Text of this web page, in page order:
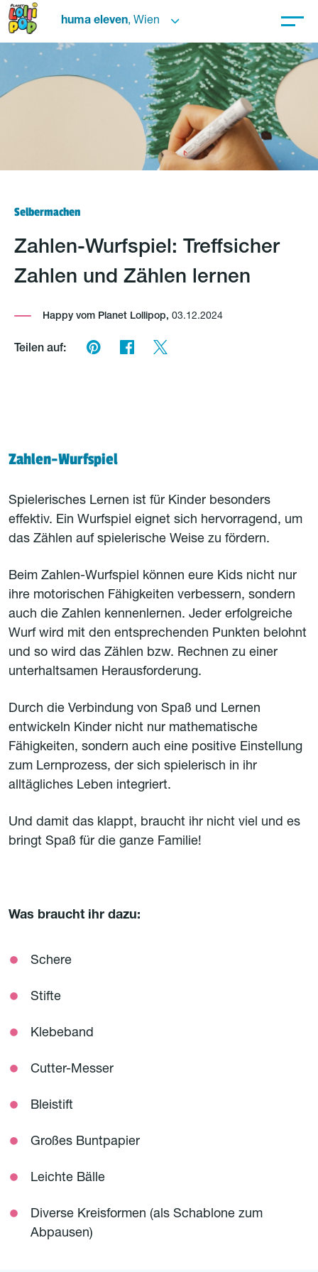
huma eleven, Wien
Selbermachen
Zahlen-Wurfspiel: Treffsicher
Zahlen und Zählen lernen
Happy vom Planet Lollipop, 03.12.2024
Teilen auf:
Zahlen-Wurfspiel
Spielerisches Lernen ist für Kinder besonders
effektiv. Ein Wurfspiel eignet sich hervorragend, um
das Zählen auf spielerische Weise zu fördern.
Beim Zahlen-Wurfspiel können eure Kids nicht nur
ihre motorischen Fähigkeiten verbessern, sondern
auch die Zahlen kennenlernen. Jeder erfolgreiche
Wurf wird mit den entsprechenden Punkten belohnt
und so wird das Zählen bzw. Rechnen zu einer
unterhaltsamen Herausforderung.
Durch die Verbindung von Spaß und Lernen
entwickeln Kinder nicht nur mathematische
Fähigkeiten, sondern auch eine positive Einstellung
zum Lernprozess, der sich spielerisch in ihr
alltägliches Leben integriert.
Und damit das klappt, braucht ihr nicht viel und es
bringt Spaß für die ganze Familie!
Was braucht ihr dazu:
Schere
Stifte
Klebeband
Cutter-Messer
Bleistift
Großes Buntpapier
Leichte Bälle
Diverse Kreisformen (als Schablone zum
Abpausen)